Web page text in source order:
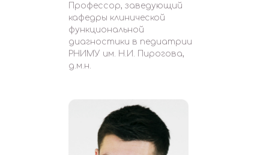
Профессор, заведующий
кафедры клинической
функциональной
диагностики в педиатрии
РНИМУ им. Н.И. Пирогова,
д.м.н.